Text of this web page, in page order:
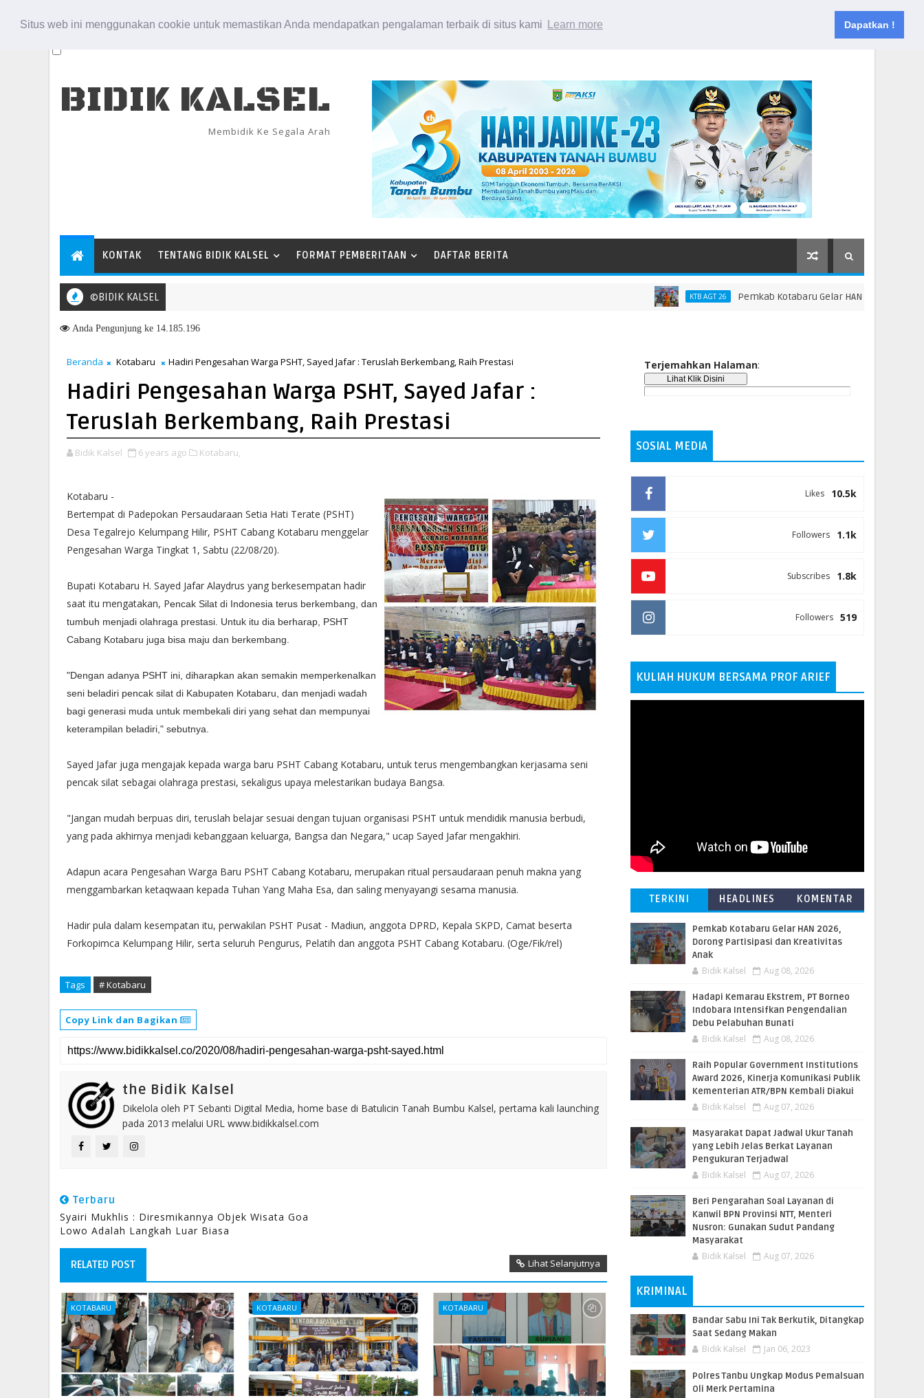
Situs web ini menggunakan cookie untuk memastikan Anda mendapatkan pengalaman terbaik di situs kami Learn more Dapatkan !
Kontak
BIDIK KALSEL
Membidik Ke Segala Arah
KONTAK TENTANG BIDIK KALSEL FORMAT PEMBERITAAN DAFTAR BERITA
©BIDIK KALSEL KTB AGT 26 Pemkab Kotabaru Gelar HAN 2026, Dorong
Beri Pengarahan Soal Layanan di Kanwil BPN Provinsi NTT, Menteri Nusron: Gunakan Sudut Pandang Masyarakat
Anda Pengunjung ke 14.185.196
Beranda Kotabaru Hadiri Pengesahan Warga PSHT, Sayed Jafar : Teruslah Berkembang, Raih Prestasi
Hadiri Pengesahan Warga PSHT, Sayed Jafar :
Teruslah Berkembang, Raih Prestasi
Bidik Kalsel 6 years ago Kotabaru,
Kotabaru -
Bertempat di Padepokan Persaudaraan Setia Hati Terate (PSHT)
Desa Tegalrejo Kelumpang Hilir, PSHT Cabang Kotabaru menggelar
Pengesahan Warga Tingkat 1, Sabtu (22/08/20).
Bupati Kotabaru H. Sayed Jafar Alaydrus yang berkesempatan hadir
saat itu mengatakan, Pencak Silat di Indonesia terus berkembang, dan
tumbuh menjadi olahraga prestasi. Untuk itu dia berharap, PSHT
Cabang Kotabaru juga bisa maju dan berkembang.
"Dengan adanya PSHT ini, diharapkan akan semakin memperkenalkan
seni beladiri pencak silat di Kabupaten Kotabaru, dan menjadi wadah
bagi generasi muda untuk membekali diri yang sehat dan mempunyai
keterampilan beladiri," sebutnya.
Sayed Jafar juga mengajak kepada warga baru PSHT Cabang Kotabaru, untuk terus mengembangkan kerjasama seni
pencak silat sebagai olahraga prestasi, sekaligus upaya melestarikan budaya Bangsa.
"Jangan mudah berpuas diri, teruslah belajar sesuai dengan tujuan organisasi PSHT untuk mendidik manusia berbudi,
yang pada akhirnya menjadi kebanggaan keluarga, Bangsa dan Negara," ucap Sayed Jafar mengakhiri.
Adapun acara Pengesahan Warga Baru PSHT Cabang Kotabaru, merupakan ritual persaudaraan penuh makna yang
menggambarkan ketaqwaan kepada Tuhan Yang Maha Esa, dan saling menyayangi sesama manusia.
Hadir pula dalam kesempatan itu, perwakilan PSHT Pusat - Madiun, anggota DPRD, Kepala SKPD, Camat beserta
Forkopimca Kelumpang Hilir, serta seluruh Pengurus, Pelatih dan anggota PSHT Cabang Kotabaru. (Oge/Fik/rel)
Tags # Kotabaru
Copy Link dan Bagikan
the Bidik Kalsel
Dikelola oleh PT Sebanti Digital Media, home base di Batulicin Tanah Bumbu Kalsel, pertama kali launching
pada 2013 melalui URL www.bidikkalsel.com
Terbaru
Syairi Mukhlis : Diresmikannya Objek Wisata Goa
Lowo Adalah Langkah Luar Biasa
RELATED POST Lihat Selanjutnya
KOTABARU KOTABARU KOTABARU
Terjemahkan Halaman:
SOSIAL MEDIA
10.5k
Likes
1.1k
Followers
1.8k
Subscribes
519
Followers
KULIAH HUKUM BERSAMA PROF ARIEF
TERKINI HEADLINES KOMENTAR
Pemkab Kotabaru Gelar HAN 2026,
Dorong Partisipasi dan Kreativitas
Anak
Bidik Kalsel Aug 08, 2026
​Hadapi Kemarau Ekstrem, PT Borneo
Indobara Intensifkan Pengendalian
Debu Pelabuhan Bunati
Bidik Kalsel Aug 08, 2026
Raih Popular Government Institutions
Award 2026, Kinerja Komunikasi Publik
Kementerian ATR/BPN Kembali Diakui
Bidik Kalsel Aug 07, 2026
Masyarakat Dapat Jadwal Ukur Tanah
yang Lebih Jelas Berkat Layanan
Pengukuran Terjadwal
Bidik Kalsel Aug 07, 2026
Beri Pengarahan Soal Layanan di
Kanwil BPN Provinsi NTT, Menteri
Nusron: Gunakan Sudut Pandang
Masyarakat
Bidik Kalsel Aug 07, 2026
KRIMINAL
Bandar Sabu Ini Tak Berkutik, Ditangkap
Saat Sedang Makan
Bidik Kalsel Jan 06, 2023
Polres Tanbu Ungkap Modus Pemalsuan
Oli Merk Pertamina